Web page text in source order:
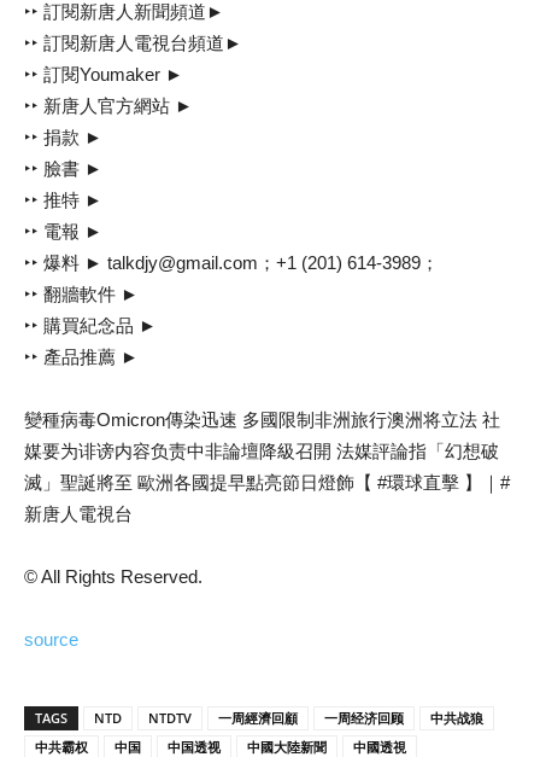
‣‣ 訂閱新唐人新聞頻道►
‣‣ 訂閱新唐人電視台頻道►
‣‣ 訂閱Youmaker ►
‣‣ 新唐人官方網站 ►
‣‣ 捐款 ►
‣‣ 臉書 ►
‣‣ 推特 ►
‣‣ 電報 ►
‣‣ 爆料 ► talkdjy@gmail.com；+1 (201) 614-3989；
‣‣ 翻牆軟件 ►
‣‣ 購買紀念品 ►
‣‣ 產品推薦 ►
變種病毒Omicron傳染迅速 多國限制非洲旅行澳洲将立法 社
媒要为诽谤内容负责中非論壇降級召開 法媒評論指「幻想破
滅」聖誕將至 歐洲各國提早點亮節日燈飾【 #環球直擊 】｜#
新唐人電視台
© All Rights Reserved.
source
TAGS NTD NTDTV 一周經濟回顧 一周经济回顾
中共战狼
中共霸权
中国 中国透视 中國大陸新聞
中國透視